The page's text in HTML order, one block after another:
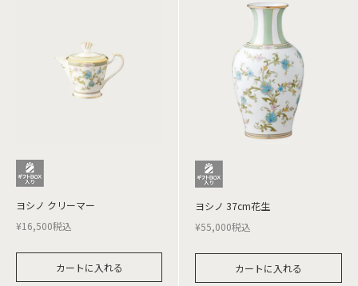
ヨシノ クリーマー
¥16,500税込
カートに入れる
ヨシノ 37cm花生
¥55,000税込
カートに入れる